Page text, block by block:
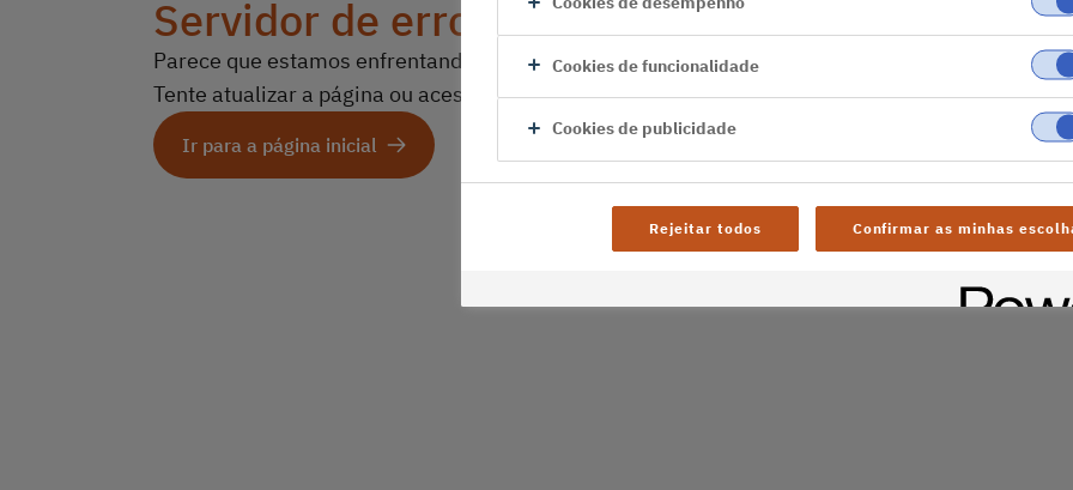
Servidor de erro interno
Parece que estamos enfrentando alguns problemas técnicos.
Tente atualizar a página ou acesse a página inicial
Ir para a página inicial
Cookies de funcionalidade
Cookies de publicidade
Rejeitar todos Confirmar as minhas